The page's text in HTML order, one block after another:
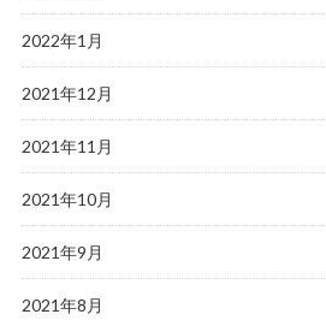
2022年1月
2021年12月
2021年11月
2021年10月
2021年9月
2021年8月